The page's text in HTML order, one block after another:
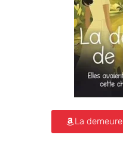
La